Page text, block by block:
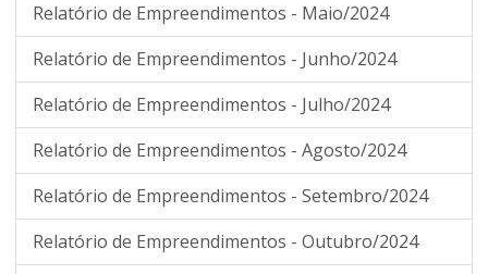
Relatório de Empreendimentos - Maio/2024
Relatório de Empreendimentos - Junho/2024
Relatório de Empreendimentos - Julho/2024
Relatório de Empreendimentos - Agosto/2024
Relatório de Empreendimentos - Setembro/2024
Relatório de Empreendimentos - Outubro/2024